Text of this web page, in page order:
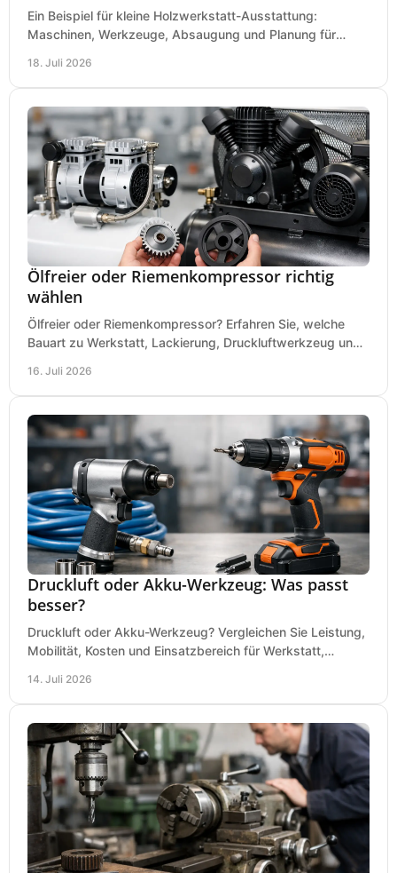
Ein Beispiel für kleine Holzwerkstatt-Ausstattung:
Maschinen, Werkzeuge, Absaugung und Planung für
18. Juli 2026
Ölfreier oder Riemenkompressor richtig
wählen
Ölfreier oder Riemenkompressor? Erfahren Sie, welche
Bauart zu Werkstatt, Lackierung, Druckluftwerkzeug und
16. Juli 2026
Druckluft oder Akku-Werkzeug: Was passt
besser?
Druckluft oder Akku-Werkzeug? Vergleichen Sie Leistung,
Mobilität, Kosten und Einsatzbereich für Werkstatt,
14. Juli 2026